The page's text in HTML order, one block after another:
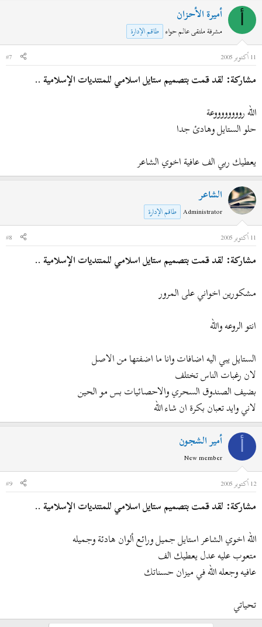
أميرة الأحزان
مشرفة ملتقى عالم حواء طاقم الإدارة
11 أكتوبر 2005
#7
مشاركة: لقد قمت بتصميم ستايل اسلامي للمنتديات الإسلامية ..
الله رووووووووعة
حلو الستايل وهادئ جدا
يعطيك ربي الف عافية اخوي الشاعر
الشاعر
Administrator طاقم الإدارة
11 أكتوبر 2005
#8
مشاركة: لقد قمت بتصميم ستايل اسلامي للمنتديات الإسلامية ..
مشكورين اخواني على المرور
انتو الروعه والله
الستايل يبي اليه اضافات وانا ما اضفتها من الاصل
لان رغبات الناس تختلف
بضيف الصندوق السحري والاحصائيات بس مو الحين
لاني وايد تعبان بكرة ان شاء الله
أمير الشجون
New member
12 أكتوبر 2005
#9
مشاركة: لقد قمت بتصميم ستايل اسلامي للمنتديات الإسلامية ..
الله اخوي الشاعر استايل جميل ورائع ألوان هادئة وجميله
متعوب عليه عدل يعطيك الف
عافيه وجعله الله في ميزان حسناتك
تحياتي